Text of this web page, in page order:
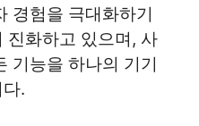
경험을 극대화하기
진화하고 있으며, 사
기능을 하나의 기기
.